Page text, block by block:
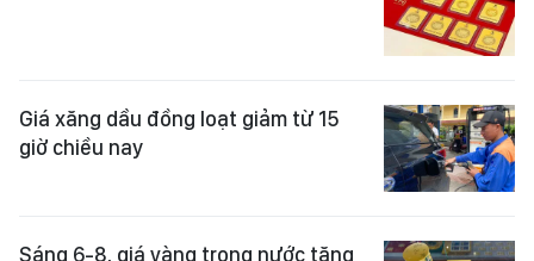
Giá xăng dầu đồng loạt giảm từ 15
giờ chiều nay
Sáng 6-8, giá vàng trong nước tăng